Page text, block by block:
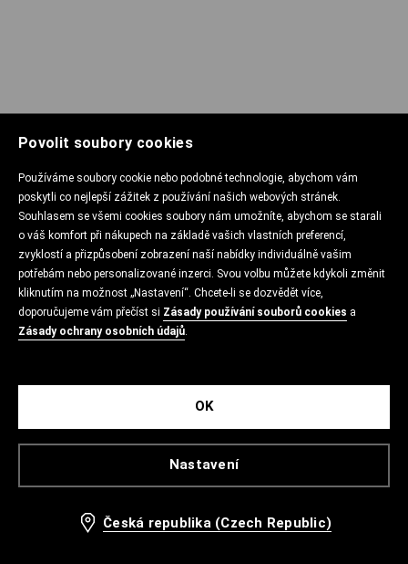
Povolit soubory cookies
Používáme soubory cookie nebo podobné technologie, abychom vám
poskytli co nejlepší zážitek z používání našich webových stránek.
Souhlasem se všemi cookies soubory nám umožníte, abychom se starali
o váš komfort při nákupech na základě vašich vlastních preferencí,
zvyklostí a přizpůsobení zobrazení naší nabídky individuálně vašim
potřebám nebo personalizované inzerci. Svou volbu můžete kdykoli změnit
kliknutím na možnost „Nastavení“. Chcete-li se dozvědět více,
doporučujeme vám přečíst si Zásady používání souborů cookies a
Zásady ochrany osobních údajů.
Nastavení
OK
Česká republika (Czech Republic)